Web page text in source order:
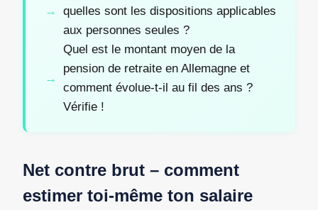
quelles sont les dispositions applicables
aux personnes seules ?
Quel est le montant moyen de la
pension de retraite en Allemagne et
comment évolue-t-il au fil des ans ?
Vérifie !
Net contre brut – comment
estimer toi-même ton salaire